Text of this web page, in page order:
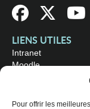
Pour offrir les
LIENS UTILES
Intranet
Moodle